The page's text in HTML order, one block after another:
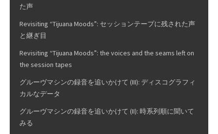
た声
Revisiting “Tijuana Moods”: セッションテープに残された声
と継ぎ目
Revisiting “Tijuana Moods”: the voices and the seams left on
the session tapes
グルーヴマシンの録音を追いかけて (III): ディスコグラフィ
カルなデータ
グルーヴマシンの録音を追いかけて (II): 時系列順に聞いて
みる